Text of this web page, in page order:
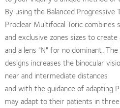
By using the Balanced Progressive
Proclear Multifocal Toric combines
and exclusive zones sizes to
and a lens "N" for no dominant.
designs increases the binocular
near and intermediate distances
and with the guidance of adapting
may adapt to their patients in